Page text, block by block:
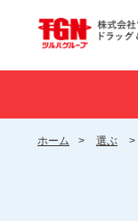
ホーム > 選ぶ >